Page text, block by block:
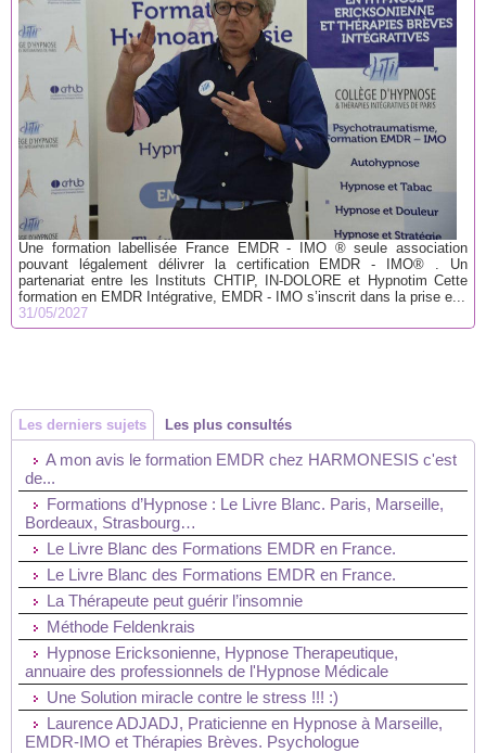
Une formation labellisée France EMDR - IMO ® seule association
pouvant légalement délivrer la certification EMDR - IMO® . Un
partenariat entre les Instituts CHTIP, IN-DOLORE et Hypnotim Cette
formation en EMDR Intégrative, EMDR - IMO s’inscrit dans la prise e...
31/05/2027
Les derniers sujets Les plus consultés
A mon avis le formation EMDR chez HARMONESIS c'est
de...
Formations d’Hypnose : Le Livre Blanc. Paris, Marseille,
Bordeaux, Strasbourg…
Le Livre Blanc des Formations EMDR en France.
Le Livre Blanc des Formations EMDR en France.
La Thérapeute peut guérir l’insomnie
Méthode Feldenkrais
Hypnose Ericksonienne, Hypnose Therapeutique,
annuaire des professionnels de l'Hypnose Médicale
Une Solution miracle contre le stress !!! :)
Laurence ADJADJ, Praticienne en Hypnose à Marseille,
EMDR-IMO et Thérapies Brèves. Psychologue